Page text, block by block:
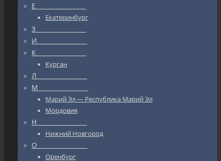
Е_________________
Екатеринбург
З_________________
И_________________
К_________________
Курган
Л_________________
М_________________
Марий Эл — Республика Марий Эл
Мордовия
Н_________________
Нижний Новгород
О_________________
Оренбург